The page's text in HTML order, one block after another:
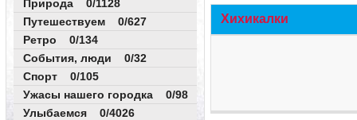
Природа 0/1128
Путешествуем 0/627
Ретро 0/134
События, люди 0/32
Спорт 0/105
Ужасы нашего городка 0/98
Улыбаемся 0/4026
Хихикалки